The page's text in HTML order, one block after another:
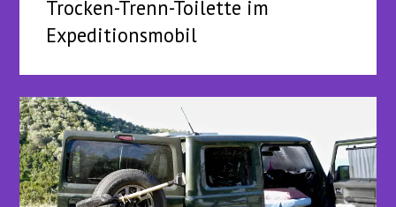
Trocken-Trenn-Toilette im
Expeditionsmobil